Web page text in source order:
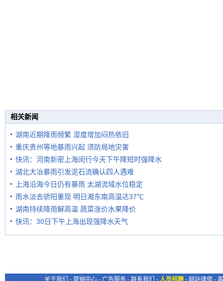
相关新闻
湖南近期降雨频繁 湿度增加闷热依旧
重庆贵州等地暴雨兴起 须防局地灾害
快讯：河南新密上海闵行今天下午降短时强降水
湖北大冶暴雨引发泥石流确认四人遇难
上海沿海今日仍有暴雨 太湖流域水位稳定
雨水淡去骄阳重现 明日湘东南高温达37℃
湖南持续降雨解高温 蔬菜涨价水果降价
快讯：30日下午上海出现强降水天气
关于我们 - 营销中心 - 广告服务 - 联系我们 - 人员招聘 - 网站律师 -